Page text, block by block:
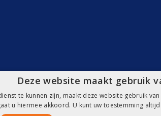
Deze website maakt gebruik
te kunnen zijn, maakt deze website gebruik
u hiermee akkoord. U kunt uw toestemming